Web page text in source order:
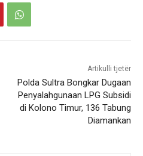
Artikulli tjetër
Polda Sultra Bongkar Dugaan
Penyalahgunaan LPG Subsidi
di Kolono Timur, 136 Tabung
Diamankan